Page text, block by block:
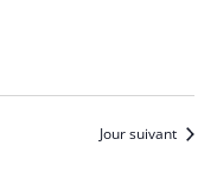
Jour suivant